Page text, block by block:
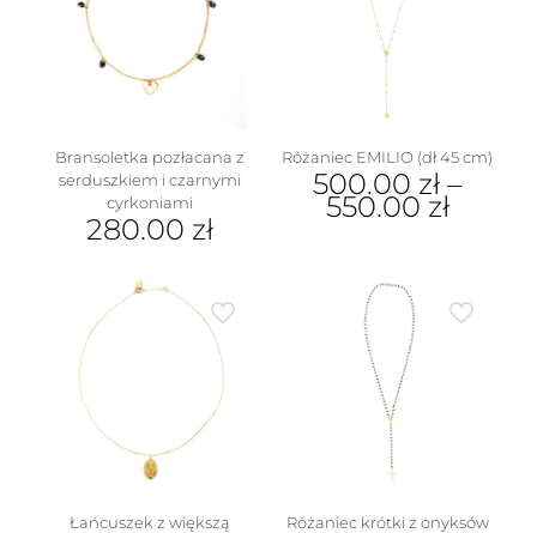
Bransoletka pozłacana z
serduszkiem i czarnymi
cyrkoniami
280.00 zł
Różaniec EMILIO (dł 45 cm)
500.00 zł –
550.00 zł
ma
wiele
wariantów.
Opcje
można
wybrać
na
stronie
produktu
Łańcuszek z większą
Różaniec krótki z onyksów